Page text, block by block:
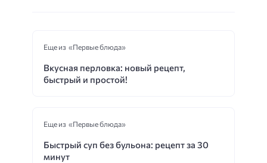
Еще из «Первые блюда»
Вкусная перловка: новый рецепт,
быстрый и простой!
Еще из «Первые блюда»
Быстрый суп без бульона: рецепт за 30
минут